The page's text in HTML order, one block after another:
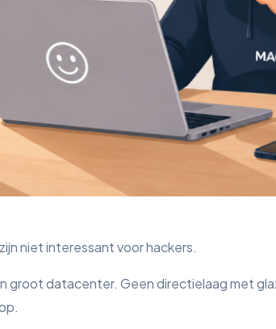
niet interessant voor hackers.
groot datacenter. Geen directielaag met